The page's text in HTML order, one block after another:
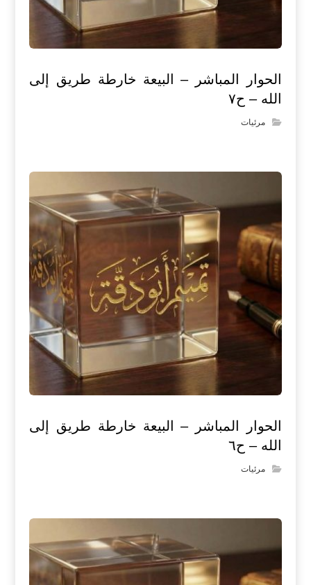
الحوار المباشر – البيعة خارطة طريق إلى
الله – ح٧
مرئيات
الحوار المباشر – البيعة خارطة طريق إلى
الله – ح٦
مرئيات